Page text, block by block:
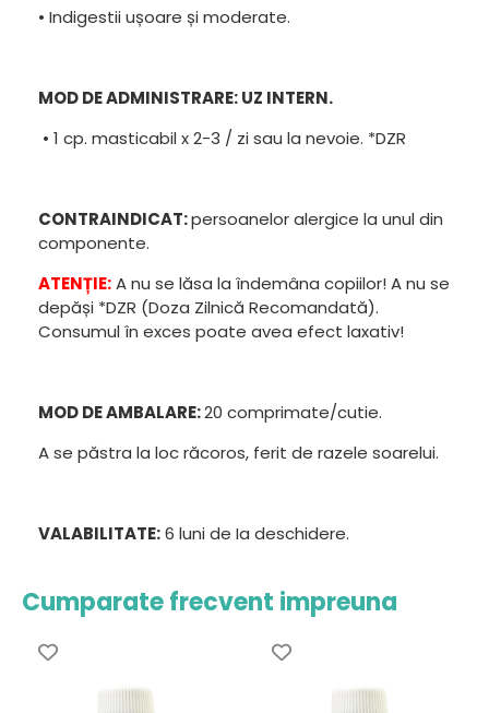
• Indigestii ușoare și moderate.
MOD DE ADMINISTRARE: UZ INTERN.
• 1 cp. masticabil x 2-3 / zi sau la nevoie. *DZR
CONTRAINDICAT:persoanelor alergice la unul din
componente.
ATENȚIE:A nu se lăsa la îndemâna copiilor! A nu se
depăși *DZR (Doza Zilnică Recomandată).
Consumul în exces poate avea efect laxativ!
MOD DE AMBALARE:20 comprimate/cutie.
A se păstra la loc răcoros, ferit de razele soarelui.
VALABILITATE:6 luni de Ia deschidere.
Cumparate frecvent impreuna